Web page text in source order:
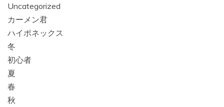
Uncategorized
カーメン君
ハイポネックス
冬
初心者
夏
春
秋